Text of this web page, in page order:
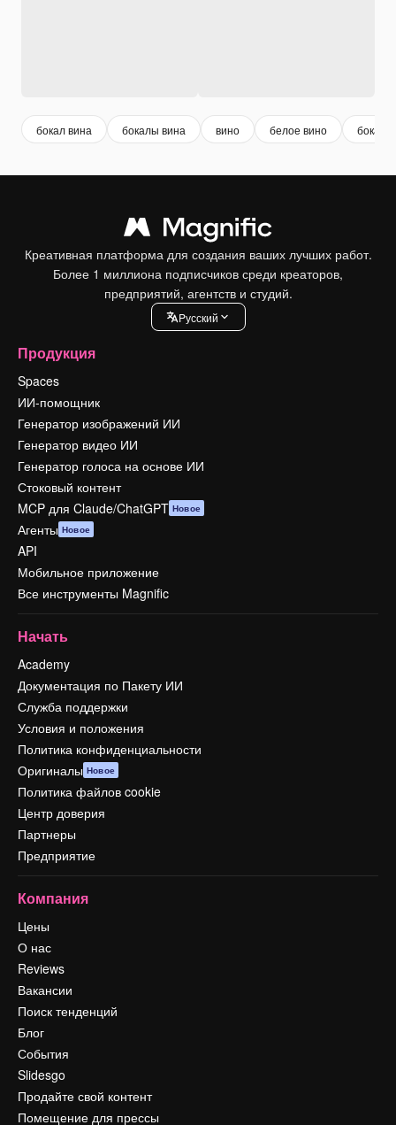
бокал вина бокалы вина вино белое вино бокалы
Креативная платформа для создания ваших лучших работ.
Более 1 миллиона подписчиков среди креаторов,
предприятий, агентств и студий.
Pусский
Продукция
Spaces
ИИ-помощник
Генератор изображений ИИ
Генератор видео ИИ
Генератор голоса на основе ИИ
Стоковый контент
MCP для Claude/ChatGPT Новое
Агенты Новое
API
Мобильное приложение
Все инструменты Magnific
Начать
Academy
Документация по Пакету ИИ
Служба поддержки
Условия и положения
Политика конфиденциальности
Оригиналы Новое
Политика файлов cookie
Центр доверия
Партнеры
Предприятие
Компания
Цены
О нас
Reviews
Вакансии
Поиск тенденций
Блог
События
Slidesgo
Продайте свой контент
Помещение для прессы